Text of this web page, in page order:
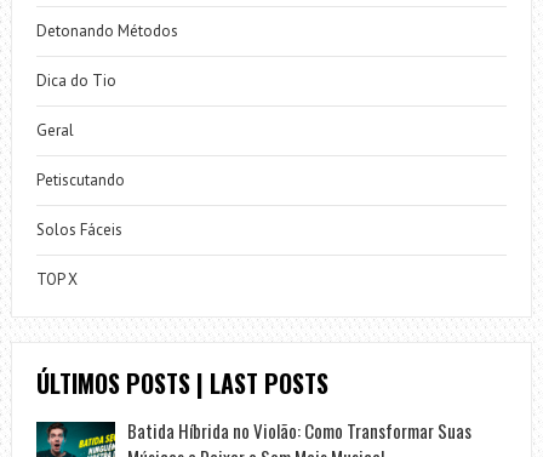
Detonando Métodos
Dica do Tio
Geral
Petiscutando
Solos Fáceis
TOP X
ÚLTIMOS POSTS | LAST POSTS
Batida Híbrida no Violão: Como Transformar Suas